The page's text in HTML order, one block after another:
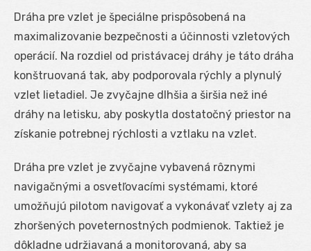
Dráha pre vzlet je špeciálne prispôsobená na
maximalizovanie bezpečnosti a účinnosti vzletových
operácií. Na rozdiel od pristávacej dráhy je táto dráha
konštruovaná tak, aby podporovala rýchly a plynulý
vzlet lietadiel. Je zvyčajne dlhšia a širšia než iné
dráhy na letisku, aby poskytla dostatočný priestor na
získanie potrebnej rýchlosti a vztlaku na vzlet.
Dráha pre vzlet je zvyčajne vybavená rôznymi
navigačnými a osvetľovacími systémami, ktoré
umožňujú pilotom navigovať a vykonávať vzlety aj za
zhoršených poveternostných podmienok. Taktiež je
dôkladne udržiavaná a monitorovaná, aby sa